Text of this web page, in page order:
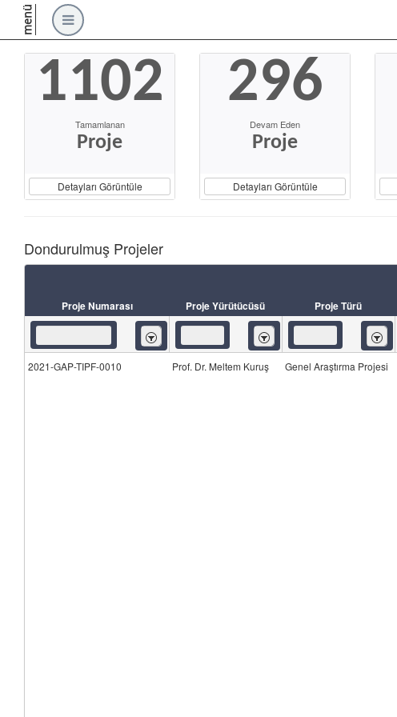
menü
1102
Tamamlanan
Proje
Detayları Görüntüle
296
Devam Eden
Proje
Detayları Görüntüle
Dondurulmuş Projeler
Proje Numarası Proje Yürütücüsü Proje Türü
İçeren İçeren İçeren
2021-GAP-TIPF-0010 Prof. Dr. Meltem Kuruş Genel Araştırma Projesi